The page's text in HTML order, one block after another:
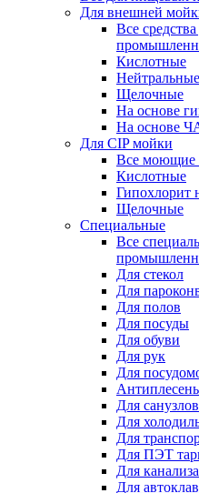
Для внешней
Все
Кислотные
Нейтральные
Щелочные
На основе
На основе
Для CIP мойки
Все моющие
Кислотные
Гипохлорит
Щелочные
Специальные
Все
Для стекол
Для
Для полов
Для посуды
Для обуви
Для рук
Для
Антиплесень
Для санузлов
Для
Для
Для ПЭТ
Для
Для